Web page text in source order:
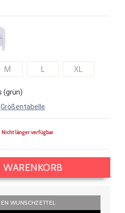
M L XL
(grün)
Größentabelle
Nicht länger verfügbar
WUNSCHZETTEL